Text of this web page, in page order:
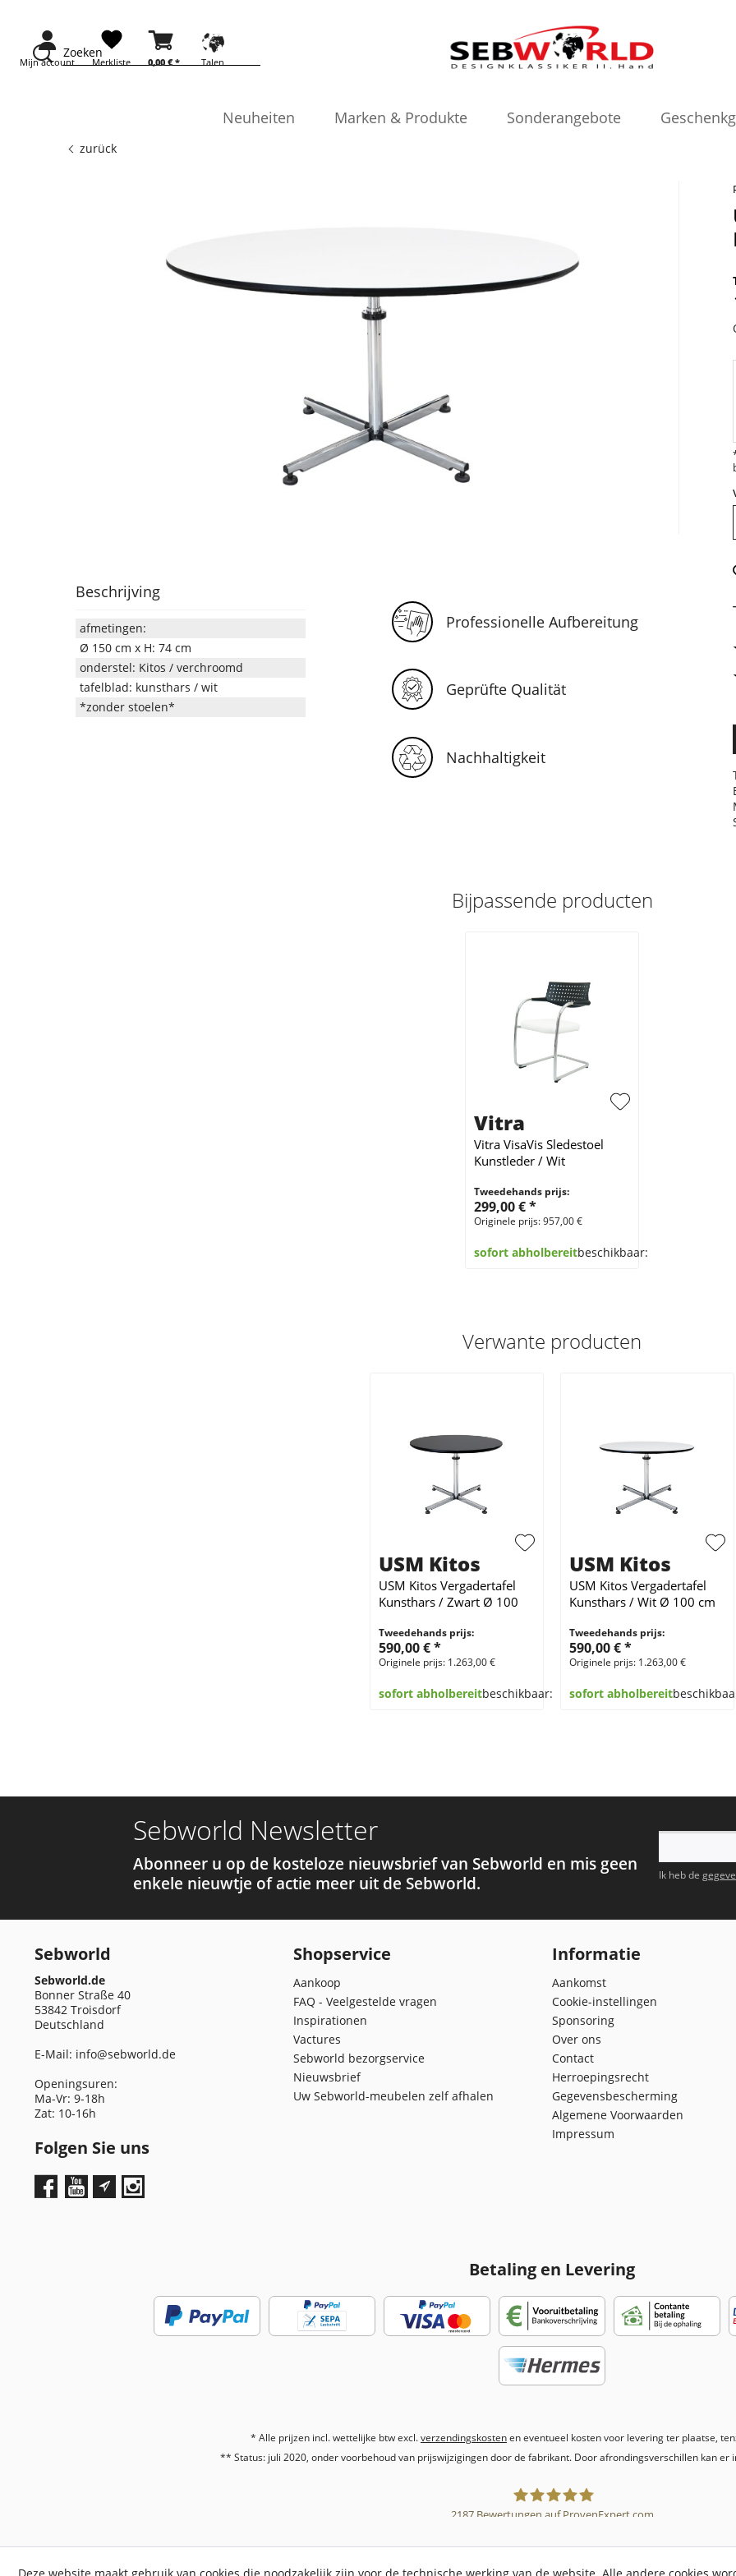
Zoeken
Mijn account 0,00 € *
Merkliste Talen
Neuheiten Marken & Produkte Sonderangebote
zurück
Beschrijving
afmetingen:
Ø 150 cm x H: 74 cm
onderstel: Kitos / verchroomd
tafelblad: kunsthars / wit
*zonder stoelen*
Professionelle Aufbereitung
Geprüfte Qualität
Nachhaltigkeit
Bijpassende producten
Vitra
Vitra VisaVis Sledestoel
Kunstleder / Wit
Tweedehands prijs:
299,00 € *
Originele prijs: 957,00 €
sofort abholbereitbeschikbaar:
Verwante producten
USM Kitos
USM Kitos Vergadertafel
Kunsthars / Zwart Ø 100
Tweedehands prijs:
590,00 € *
Originele prijs: 1.263,00 €
sofort abholbereitbeschikbaar:
USM Kitos
USM Kitos Vergadertafel
Kunsthars / Wit Ø 100 cm
Tweedehands prijs:
590,00 € *
Originele prijs: 1.263,00 €
sofort abholbereit
Sebworld Newsletter
Abonneer u op de kosteloze nieuwsbrief van Sebworld en mis geen
enkele nieuwtje of actie meer uit de Sebworld.
Ik heb de
Sebworld
Sebworld.de
Bonner Straße 40
53842 Troisdorf
Deutschland
E-Mail: info@sebworld.de
Openingsuren:
Ma-Vr: 9-18h
Zat: 10-16h
Folgen Sie uns
Shopservice
Aankoop
FAQ - Veelgestelde vragen
Inspirationen
Vactures
Sebworld bezorgservice
Nieuwsbrief
Uw Sebworld-meubelen zelf afhalen
Informatie
Aankomst
Cookie-instellingen
Sponsoring
Over ons
Contact
Herroepingsrecht
Gegevensbescherming
Algemene Voorwaarden
Impressum
Betaling en Levering
* Alle prijzen incl. wettelijke btw excl.verzendingskostenen eventueel kosten voor levering ter plaatse,
** Status: juli 2020, onder voorbehoud van prijswijzigingen door de fabrikant. Door afrondingsverschillen kan er
Sebworld
2187Bewertungen auf ProvenExpert.com